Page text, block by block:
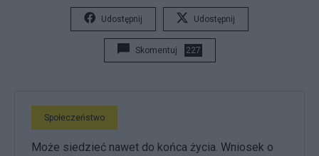
Udostępnij Udostępnij
Skomentuj 227
Społeczeństwo
Może siedzieć nawet do końca życia. Wniosek o